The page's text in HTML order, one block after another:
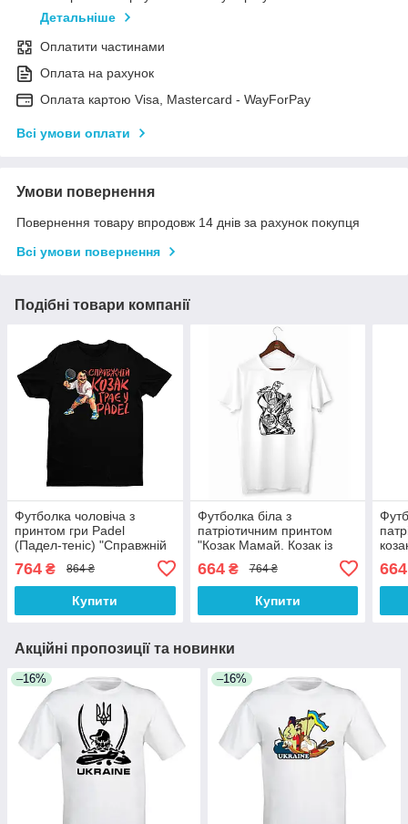
Детальніше
Оплатити частинами
Оплата на рахунок
Оплата картою Visa, Mastercard - WayForPay
Всі умови оплати
Умови повернення
Повернення товару впродовж 14 днів за рахунок покупця
Всі умови повернення
Подібні товари компанії
Футболка чоловіча з
принтом гри Padel
(Падел-теніс) "Справжній
козак грає у Padel" Чорний
Push IT
764 ₴ 864 ₴
Купити
Футболка біла з
патріотичним принтом
"Козак Мамай. Козак із
інструментами" Push IT
664₴ 764 ₴
Купити
664
Акційні пропозиції та новинки
–16% –16%